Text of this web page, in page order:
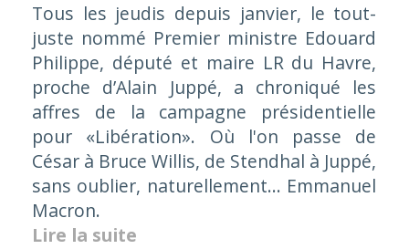
Tous les jeudis depuis janvier, le tout-
juste nommé Premier ministre Edouard
Philippe, député et maire LR du Havre,
proche d’Alain Juppé, a chroniqué les
affres de la campagne présidentielle
pour «Libération». Où l'on passe de
César à Bruce Willis, de Stendhal à Juppé,
sans oublier, naturellement… Emmanuel
Macron.
Lire la suite